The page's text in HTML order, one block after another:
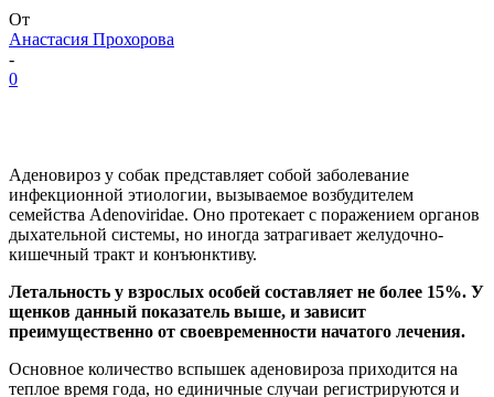
От
Анастасия Прохорова
-
0
Аденовироз у собак представляет собой заболевание
инфекционной этиологии, вызываемое возбудителем
семейства Adenoviridae. Оно протекает с поражением органов
дыхательной системы, но иногда затрагивает желудочно-
кишечный тракт и конъюнктиву.
Летальность у взрослых особей составляет не более 15%. У
щенков данный показатель выше, и зависит
преимущественно от своевременности начатого лечения.
Основное количество вспышек аденовироза приходится на
теплое время года, но единичные случаи регистрируются и